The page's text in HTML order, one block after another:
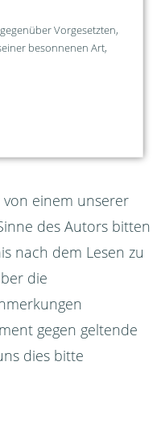
Vorgesetzten,
besonnenen Art,
von einem unserer
des Autors bitten
nach dem Lesen zu
die
gegen geltende
dies bitte